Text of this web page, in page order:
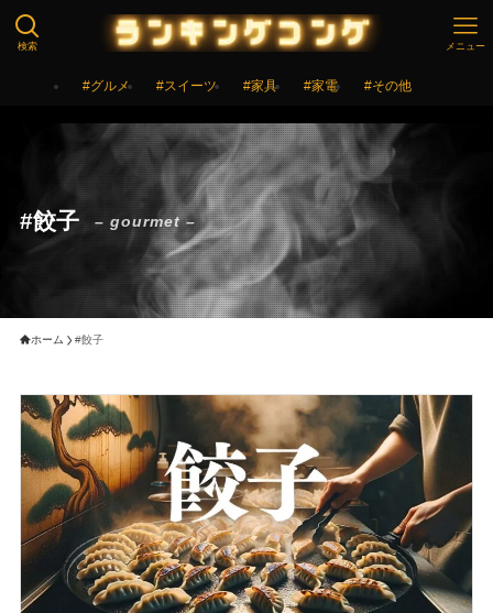
検索 メニュー
#グルメ #スイーツ #家具 #家電 #その他
#餃子 – gourmet –
ホーム #餃子